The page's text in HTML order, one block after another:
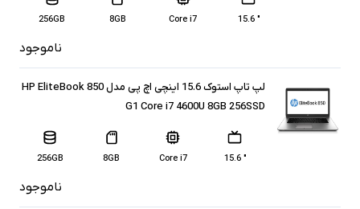
" 15.6
Core i7
8GB
256GB
ناموجود
لپ تاپ استوک 15.6 اینچی اچ پی مدل HP EliteBook 850
G1 Core i7 4600U 8GB 256SSD
" 15.6
Core i7
8GB
256GB
ناموجود